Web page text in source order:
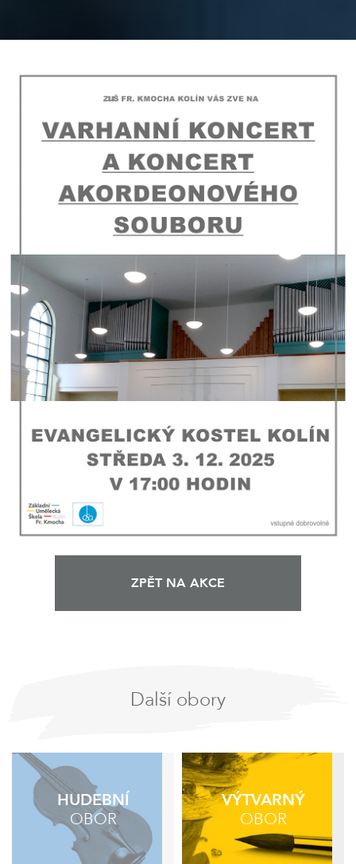
ZPĚT NA AKCE
Další obory
HUDEBNÍ
OBOR
VÝTVARNÝ
OBOR